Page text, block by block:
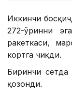
Иккинчи
272-ўринни
ракеткаси,
кортга чиқди.
Биринчи сетда
қозонди.